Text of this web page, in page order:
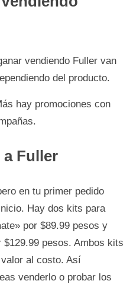
vendiendo Fuller van
del producto.
hay promociones con
Fuller
en tu primer pedido
Hay dos kits para
por $89.99 pesos y
pesos. Ambos kits
al costo. Así
venderlo o probar los